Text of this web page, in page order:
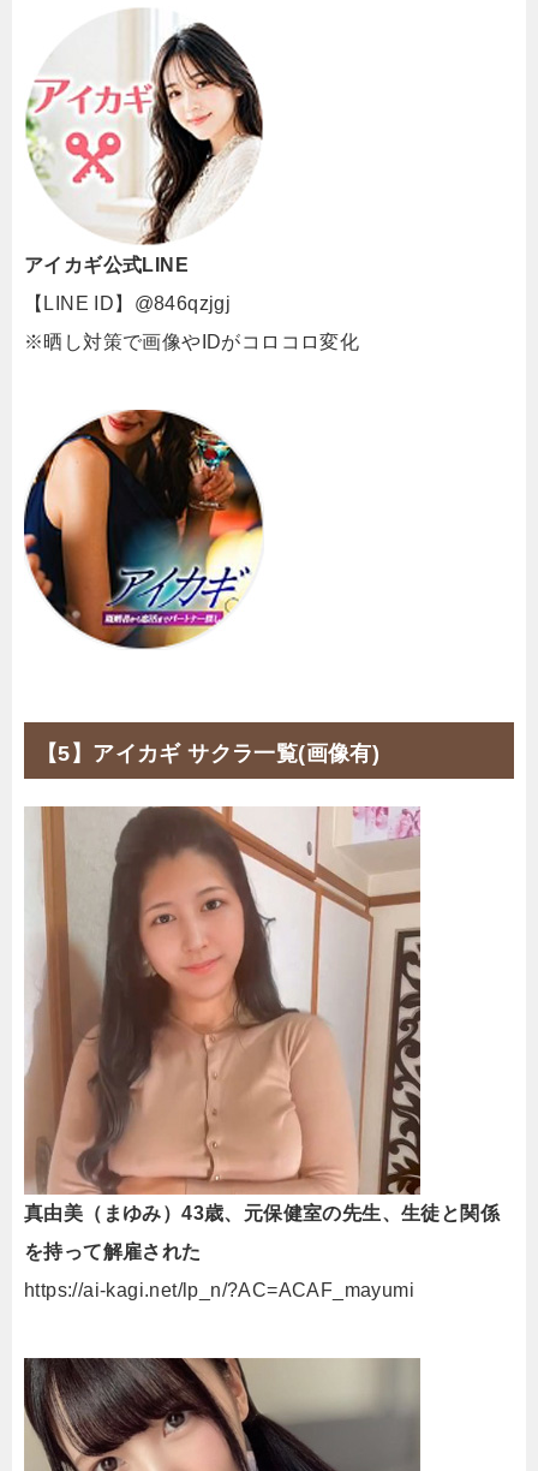
アイカギ公式LINE
【LINE ID】@846qzjgj
※晒し対策で画像やIDがコロコロ変化
【5】アイカギ サクラ一覧(画像有)
真由美（まゆみ）43歳、元保健室の先生、生徒と関係
を持って解雇された
https://ai-kagi.net/lp_n/?AC=ACAF_mayumi